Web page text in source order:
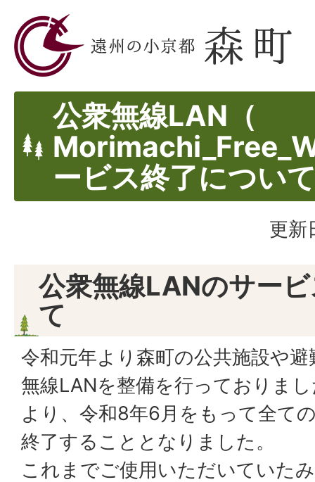
公衆無線LAN（
ービス終了につい
更新
公衆無線LANのサー
て
令和元年より森町の公共施設や
無線LANを整備を行っておりま
より、令和8年6月をもって全て
終了することとなりました。
これまでご使用いただいていた